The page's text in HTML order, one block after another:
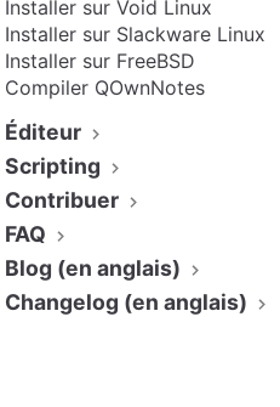
Installer sur Void Linux
Installer sur Slackware Linux
Installer sur FreeBSD
Compiler QOwnNotes
Éditeur
Scripting
Contribuer
FAQ
Blog (en anglais)
Changelog (en anglais)